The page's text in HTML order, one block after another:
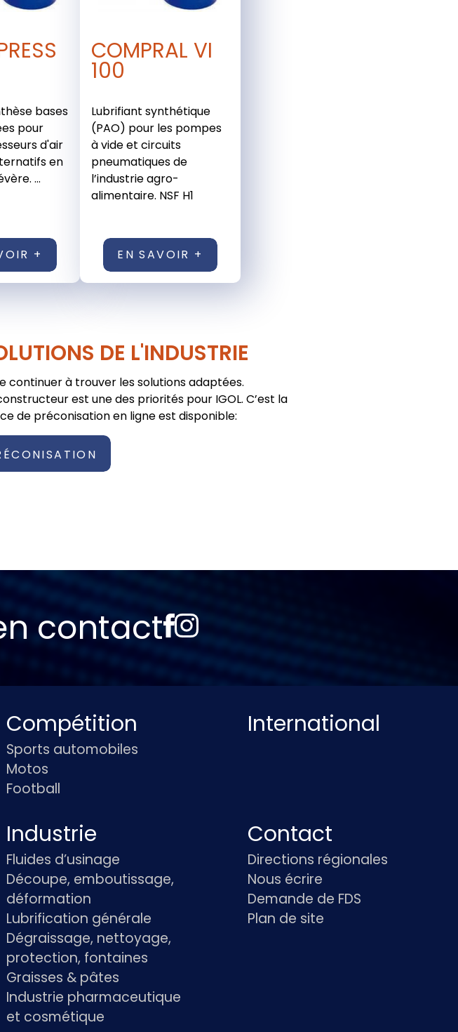
bases
pour
d'air
en
...
+
COMPRAL VI
100
Lubrifiant synthétique
(PAO) pour les pompes
à vide et circuits
pneumatiques de
l’industrie agro-
alimentaire. NSF H1
EN SAVOIR +
DE L'INDUSTRIE
continuer à trouver les solutions adaptées.
est une des priorités pour IGOL. C’est la
de préconisation en ligne est disponible:
contact
Compétition
Sports automobiles
Motos
Football
International
Industrie
Fluides d’usinage
Découpe, emboutissage,
déformation
Lubrification générale
Dégraissage, nettoyage,
protection, fontaines
Graisses & pâtes
Industrie pharmaceutique
et cosmétique
Contact
Directions régionales
Nous écrire
Demande de FDS
Plan de site